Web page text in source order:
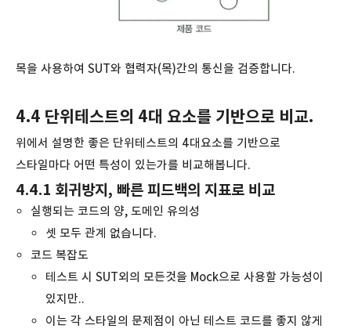
목을 사용하여 SUT와 협력자(목)간의 통신을 검증합니다.
4.4 단위테스트의 4대 요소를 기반으로 비교.
위에서 설명한 좋은 단위테스트의 4대요소를 기반으로
스타일마다 어떤 특성이 있는가를 비교해봅니다.
4.4.1 회귀방지, 빠른 피드백의 지표로 비교
실행되는 코드의 양, 도메인 유의성
셋 모두 관계 없습니다.
코드 복잡도
테스트 시 SUT외의 모든것을 Mock으로 사용할 가능성이
있지만..
이는 각 스타일의 문제점이 아닌 테스트 코드를 좋지 않게